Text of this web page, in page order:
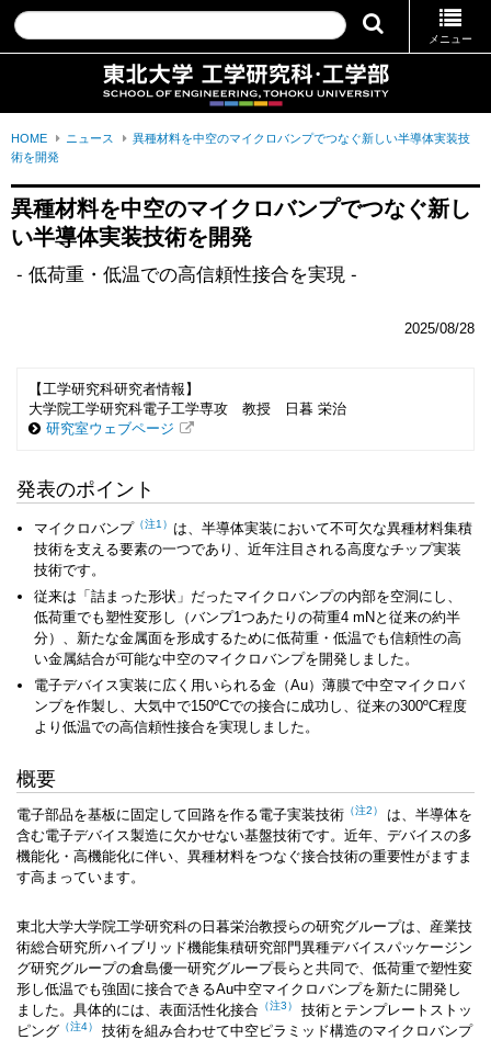
メニュー
HOME ニュース
異種材料を中空のマイクロバンプでつなぐ新しい半導体実装技
術を開発
異種材料を中空のマイクロバンプでつなぐ新し
い半導体実装技術を開発
- 低荷重・低温での高信頼性接合を実現 -
2025/08/28
【工学研究科研究者情報】
大学院工学研究科電子工学専攻 教授 日暮 栄治
研究室ウェブページ
発表のポイント
マイクロバンプ（注1）
は、半導体実装において不可欠な異種材料集積
技術を支える要素の一つであり、近年注目される高度なチップ実装
技術です。
従来は「詰まった形状」だったマイクロバンプの内部を空洞にし、
低荷重でも塑性変形し（バンプ1つあたりの荷重4 mNと従来の約半
分）、新たな金属面を形成するために低荷重・低温でも信頼性の高
い金属結合が可能な中空のマイクロバンプを開発しました。
電子デバイス実装に広く用いられる金（Au）薄膜で中空マイクロバ
ンプを作製し、大気中で150ºCでの接合に成功し、従来の300ºC程度
より低温での高信頼性接合を実現しました。
概要
電子部品を基板に固定して回路を作る電子実装技術 （注2）
は、半導体を
含む電子デバイス製造に欠かせない基盤技術です。近年、デバイスの多
機能化・高機能化に伴い、異種材料をつなぐ接合技術の重要性がますま
す高まっています。
東北大学大学院工学研究科の日暮栄治教授らの研究グループは、産業技
術総合研究所ハイブリッド機能集積研究部門異種デバイスパッケージン
グ研究グループの倉島優一研究グループ長らと共同で、低荷重で塑性変
形し低温でも強固に接合できるAu中空マイクロバンプを新たに開発し
ました。具体的には、 表面活性化接合 （注3） 技術と テンプレートストッ
ピング （注4）
技術を組み合わせて中空ピラミッド構造のマイクロバンプ